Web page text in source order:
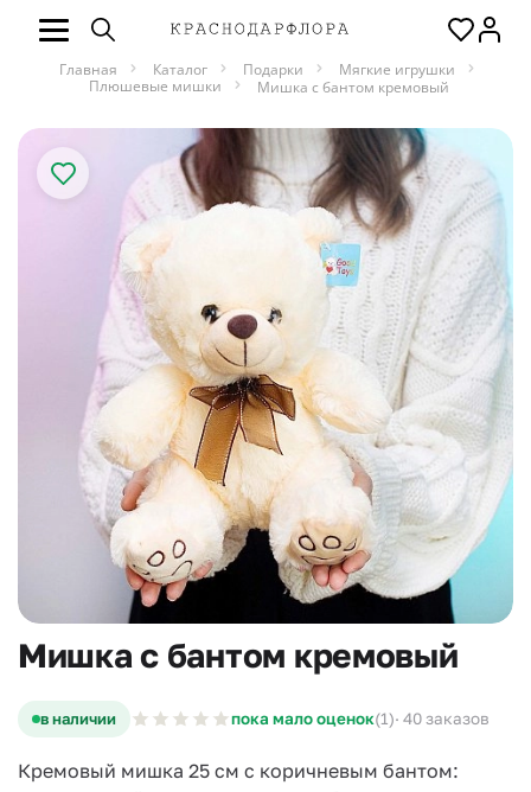
Главная Каталог Подарки
Мягкие игрушки
Плюшевые мишки
Мишка с бантом кремовый
Мишка с бантом кремовый
в наличии пока мало оценок(1)· 40 заказов
Кремовый мишка 25 см с коричневым бантом: